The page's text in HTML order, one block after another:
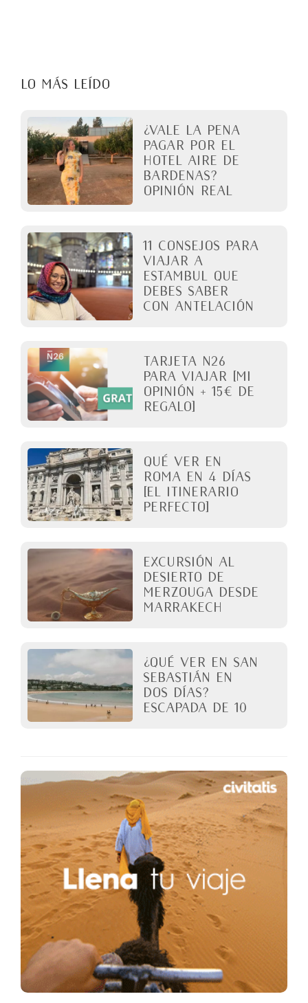
LO MÁS LEÍDO
¿Vale la pena
pagar por el
Hotel Aire de
Bardenas?
Opinión real
11 Consejos para
viajar a
Estambul que
debes saber
con antelación
Tarjeta N26
para viajar [Mi
opinión + 15€ de
regalo]
QUÉ VER EN
ROMA en 4 días
[El itinerario
perfecto]
Excursión al
desierto de
Merzouga desde
Marrakech
¿Qué ver en San
Sebastián en
dos días?
Escapada de 10